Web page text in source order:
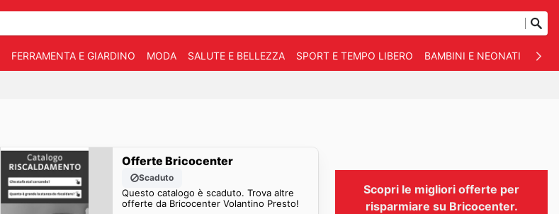
FERRAMENTA E GIARDINO MODA SALUTE E BELLEZZA SPORT E TEMPO LIBERO BAMBINI E NEONATI
Offerte Bricocenter
Scaduto
Questo catalogo è scaduto. Trova altre
offerte da Bricocenter Volantino Presto!
Scopri le migliori offerte per
risparmiare su Bricocenter.